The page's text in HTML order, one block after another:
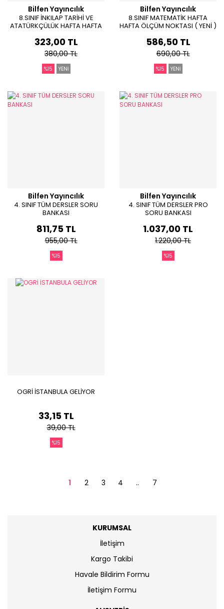
Bilfen Yayıncılık
8.SINIF İNKILAP TARİHİ VE
ATATÜRKÇÜLÜK HAFTA HAFTA
323,00 TL
380,00 TL
%15 YENİ
Bilfen Yayıncılık
8.SINIF MATEMATİK HAFTA
HAFTA ÖLÇÜM NOKTASI ( YENİ )
586,50 TL
690,00 TL
%15 YENİ
Bilfen Yayıncılık
4. SINIF TÜM DERSLER SORU
BANKASI
811,75 TL
955,00 TL
%15
Bilfen Yayıncılık
4. SINIF TÜM DERSLER PRO
SORU BANKASI
1.037,00 TL
1.220,00 TL
%15
OGRİ İSTANBULA GELİYOR
33,15 TL
39,00 TL
%15
1 2 3 4 .. 7
KURUMSAL
İletişim
Kargo Takibi
Havale Bildirim Formu
İletişim Formu